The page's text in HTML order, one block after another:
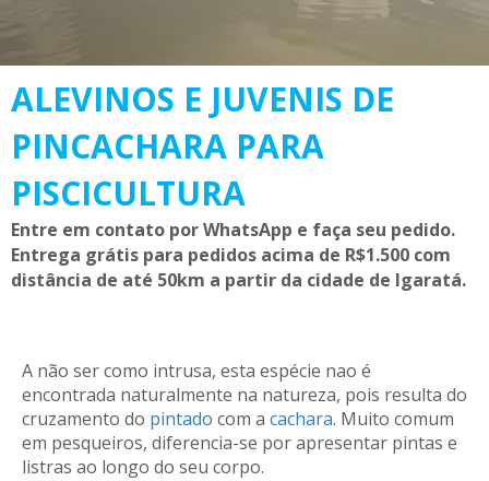
ALEVINOS E JUVENIS DE
PINCACHARA PARA
PISCICULTURA
Entre em contato por WhatsApp e faça seu pedido.
Entrega grátis para pedidos acima de R$1.500 com
distância de até 50km a partir da cidade de Igaratá.
A não ser como intrusa, esta espécie nao é
encontrada naturalmente na natureza, pois resulta do
cruzamento do pintado com a cachara. Muito comum
em pesqueiros, diferencia-se por apresentar pintas e
listras ao longo do seu corpo.